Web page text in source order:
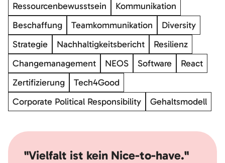
Ressourcenbewusstsein
Kommunikation
Beschaffung
Teamkommunikation
Diversity
Strategie
Nachhaltigkeitsbericht
Resilienz
Changemanagement
NEOS Software
React
Zertifizierung
Tech4Good
Corporate Political Responsibility
Gehaltsmodell
"Vielfalt ist kein Nice-to-have."